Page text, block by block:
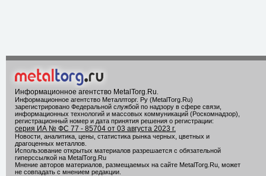
Информационное агентство MetalTorg.Ru
Информационное агентство Металлторг. Ру (MetalTorg.Ru)
зарегистрировано Федеральной службой по надзору в сфере связи,
информационных технологий и массовых коммуникаций (Роскомнадзор),
регистрационный номер и дата принятия решения о регистрации:
серия ИА № ФС 77 - 85704 от 03 августа 2023 г.
Новости, аналитика, цены, статистика рынка черных, цветных и
драгоценных металлов.
Использование открытых материалов разрешается с обязательной
гиперссылкой на MetalTorg.Ru
Мнение авторов материалов, размещаемых на сайте MetalTorg.Ru, может
не совпадать с мнением редакции.